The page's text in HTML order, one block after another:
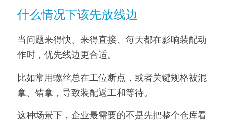
什么情况下该先放线边
当问题来得快、来得直接、每天都在影响装配动
作时，优先线边更合适。
比如常用螺丝总在工位断点，或者关键规格被混
拿、错拿，导致装配返工和等待。
这种场景下，企业最需要的不是先把整个仓库看